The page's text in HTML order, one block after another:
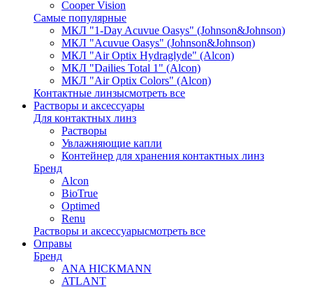
Cooper Vision
Самые популярные
МКЛ "1-Day Acuvue Oasys" (Johnson&Johnson)
МКЛ "Acuvue Oasys" (Johnson&Johnson)
МКЛ "Air Optix Hydraglyde" (Alcon)
МКЛ "Dailies Total 1" (Alcon)
МКЛ "Air Optix Colors" (Alcon)
Контактные линзысмотреть все
Растворы и аксессуары
Для контактных линз
Растворы
Увлажняющие капли
Контейнер для хранения контактных линз
Бренд
Alcon
BioTrue
Optimed
Renu
Растворы и аксессуарысмотреть все
Оправы
Бренд
ANA HICKMANN
ATLANT